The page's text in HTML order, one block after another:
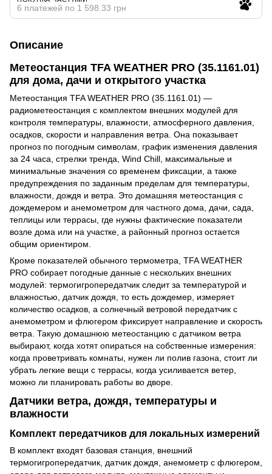
6 платежей по 1 598.33 грн
Описание
Метеостанция TFA WEATHER PRO (35.1161.01)
для дома, дачи и открытого участка
Метеостанция TFA WEATHER PRO (35.1161.01) —
радиометеостанция с комплектом внешних модулей для
контроля температуры, влажности, атмосферного давления,
осадков, скорости и направления ветра. Она показывает
прогноз по погодным символам, график изменения давления
за 24 часа, стрелки тренда, Wind Chill, максимальные и
минимальные значения со временем фиксации, а также
предупреждения по заданным пределам для температуры,
влажности, дождя и ветра. Это домашняя метеостанция с
дождемером и анемометром для частного дома, дачи, сада,
теплицы или террасы, где нужны фактические показатели
возле дома или на участке, а районный прогноз остается
общим ориентиром.
Кроме показателей обычного термометра, TFA WEATHER
PRO собирает погодные данные с нескольких внешних
модулей: термогигропередатчик следит за температурой и
влажностью, датчик дождя, то есть дождемер, измеряет
количество осадков, а солнечный ветровой передатчик с
анемометром и флюгером фиксирует направление и скорость
ветра. Такую домашнюю метеостанцию с датчиком ветра
выбирают, когда хотят опираться на собственные измерения:
когда проветривать комнаты, нужен ли полив газона, стоит ли
убрать легкие вещи с террасы, когда усиливается ветер,
можно ли планировать работы во дворе.
Датчики ветра, дождя, температуры и
влажности
Комплект передатчиков для локальных измерений
В комплект входят базовая станция, внешний
термогигропередатчик, датчик дождя, анемометр с флюгером,